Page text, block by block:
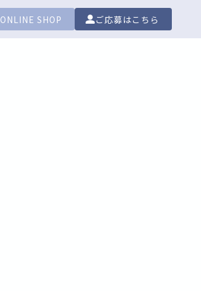
ONLINE SHOP ご応募はこちら